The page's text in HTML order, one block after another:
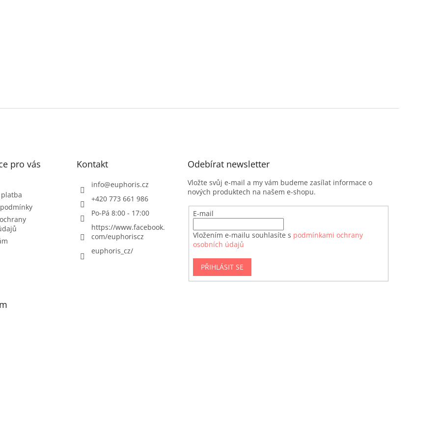
pro vás Kontakt
info@euphoris.cz
+420 773 661 986
Po-Pá 8:00 - 17:00
https://www.facebook.
com/euphoriscz
euphoris_cz/
Odebírat newsletter
Vložte svůj e-mail a my vám budeme zasílat informace o
nových produktech na našem e-shopu.
E-mail
Vložením e-mailu souhlasíte s podmínkami ochrany
osobních údajů
PŘIHLÁSIT SE